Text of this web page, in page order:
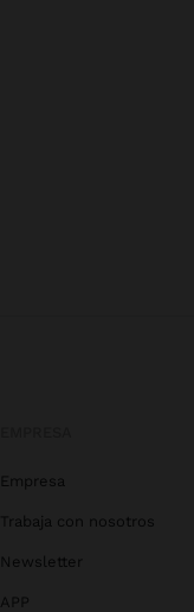
Empresa
Trabaja con nosotros
Newsletter
APP